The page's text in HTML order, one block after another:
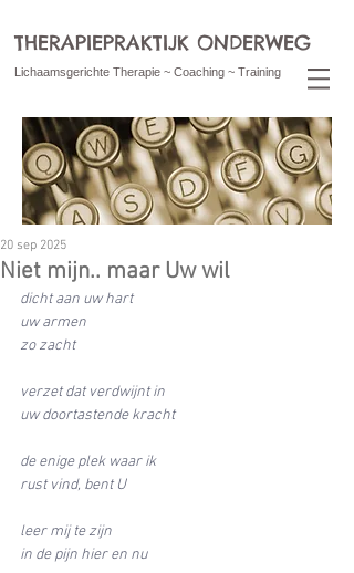
Lichaamsgerichte Therapie ~ Coaching ~ Training
THERAPIEPRAKTIJK ONDERWEG
Niet mijn.. maar Uw wil
20 sep 2025
dicht aan uw hart
uw armen
zo zacht
verzet dat verdwijnt in
uw doortastende kracht
de enige plek waar ik
rust vind, bent U
leer mij te zijn
in de pijn hier en nu